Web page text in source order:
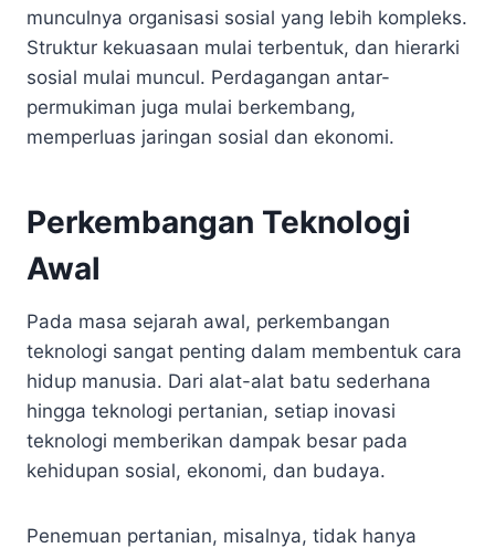
munculnya organisasi sosial yang lebih kompleks.
Struktur kekuasaan mulai terbentuk, dan hierarki
sosial mulai muncul. Perdagangan antar-
permukiman juga mulai berkembang,
memperluas jaringan sosial dan ekonomi.
Perkembangan Teknologi
Awal
Pada masa sejarah awal, perkembangan
teknologi sangat penting dalam membentuk cara
hidup manusia. Dari alat-alat batu sederhana
hingga teknologi pertanian, setiap inovasi
teknologi memberikan dampak besar pada
kehidupan sosial, ekonomi, dan budaya.
Penemuan pertanian, misalnya, tidak hanya